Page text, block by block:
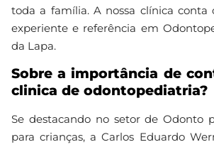
toda a família. A nossa clínica
experiente e referência em
da Lapa.
Sobre a importância de
clinica de odontopediatria?
Se destacando no setor de Odonto
para crianças, a Carlos Eduardo